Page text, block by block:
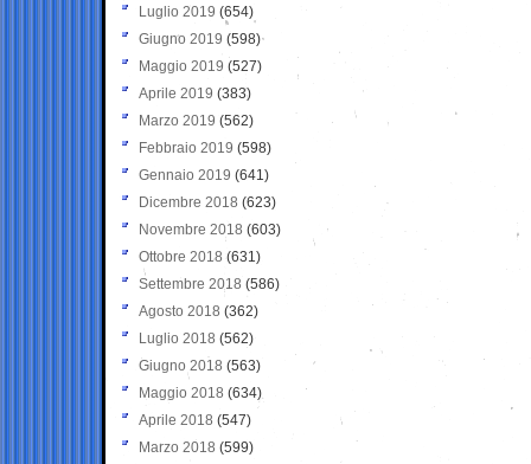
Luglio 2019 (654)
Giugno 2019 (598)
Maggio 2019 (527)
Aprile 2019 (383)
Marzo 2019 (562)
Febbraio 2019 (598)
Gennaio 2019 (641)
Dicembre 2018 (623)
Novembre 2018 (603)
Ottobre 2018 (631)
Settembre 2018 (586)
Agosto 2018 (362)
Luglio 2018 (562)
Giugno 2018 (563)
Maggio 2018 (634)
Aprile 2018 (547)
Marzo 2018 (599)